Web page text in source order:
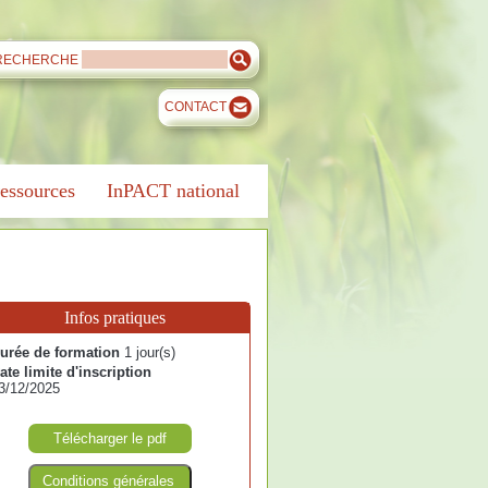
CONTACT
InPACT national
Infos pratiques
de formation 1 jour(s)
limite d'inscription
12/2025
Télécharger le pdf
Conditions générales